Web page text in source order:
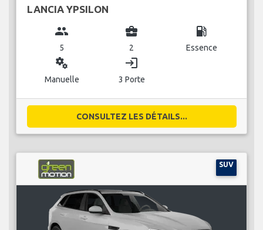
LANCIA YPSILON
group
5
business_center
2
local_gas_station
Essence
miscellaneous_services
Manuelle
login
3 Porte
CONSULTEZ LES DÉTAILS...
SUV